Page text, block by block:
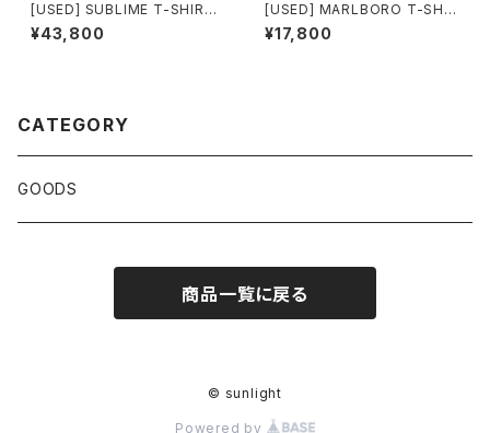
[USED] SUBLIME T-SHIRT
¥43,800
[USED] MARLBORO T-SHIR
T BUFFALO
¥17,800
CATEGORY
GOODS
商品一覧に戻る
© sunlight
Powered by